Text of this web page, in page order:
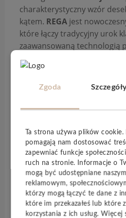
charakterystyczny wzór
kątem. REGA jest
które łączy tradycyjny urok
zaawansowaną technologią
twardym rdzeniem.
uszkodzenia
, a dzięki
wytrzymałość. Podłoga
komfort użytkowania oraz
Wbudowany podkład
hałas, poprawia akustykę
zapewnialepszą izolację.
Zastosowanie technologii
podłogę, która przypomina
Zgoda
Ta strona używa plików
pomagają nam dostosować
zapewniać funkcje
ruch na stronie. Informacje o
mogą być udostępniane
reklamowym,
którzy mogą łączyć te dane z
które im przekazałeś lub które
korzystania z ich usług. Więcej